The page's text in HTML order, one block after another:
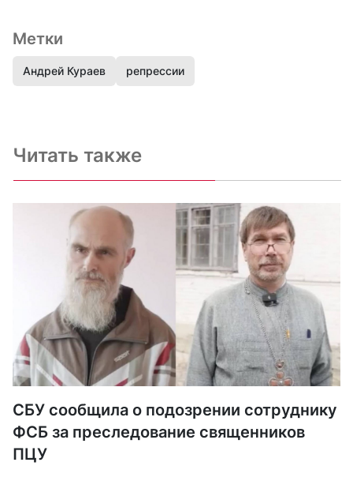
Метки
Андрей Кураев репрессии
Читать также
СБУ сообщила о подозрении сотруднику
ФСБ за преследование священников
ПЦУ